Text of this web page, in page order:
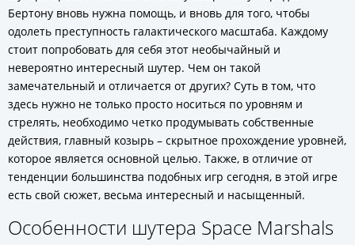
Бертону вновь нужна помощь, и вновь для того, чтобы
одолеть преступность галактического масштаба. Каждому
стоит попробовать для себя этот необычайный и
невероятно интересный шутер. Чем он такой
замечательный и отличается от других? Суть в том, что
здесь нужно не только просто носиться по уровням и
стрелять, необходимо четко продумывать собственные
действия, главный козырь – скрытное прохождение уровней,
которое является основной целью. Также, в отличие от
тенденции большинства подобных игр сегодня, в этой игре
есть свой сюжет, весьма интересный и насыщенный.
Особенности шутера Space Marshals